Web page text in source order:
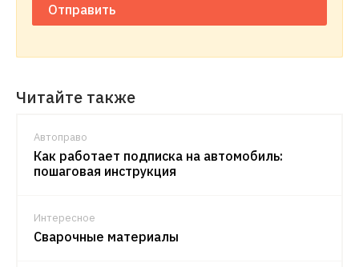
Отправить
Читайте также
Автоправо
Как работает подписка на автомобиль:
пошаговая инструкция
Интересное
Сварочные материалы